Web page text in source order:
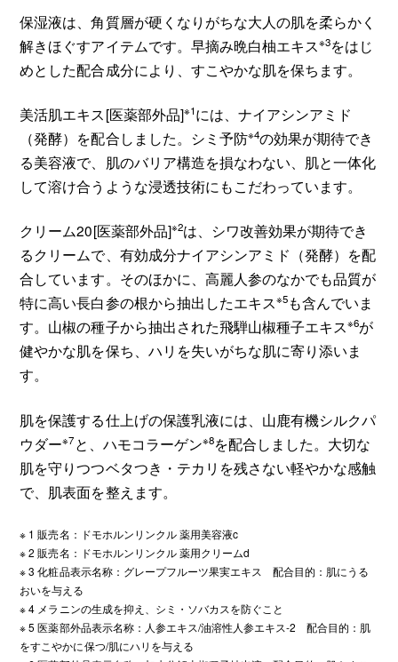
保湿液は、角質層が硬くなりがちな大人の肌を柔らかく
解きほぐすアイテムです。早摘み晩白柚エキス※3をはじ
めとした配合成分により、すこやかな肌を保ちます。
美活肌エキス[医薬部外品]※1には、ナイアシンアミド
（発酵）を配合しました。シミ予防※4の効果が期待でき
る美容液で、肌のバリア構造を損なわない、肌と一体化
して溶け合うような浸透技術にもこだわっています。
クリーム20[医薬部外品]※2は、シワ改善効果が期待でき
るクリームで、有効成分ナイアシンアミド（発酵）を配
合しています。そのほかに、高麗人参のなかでも品質が
特に高い長白参の根から抽出したエキス※5も含んでいま
す。山椒の種子から抽出された飛騨山椒種子エキス※6が
健やかな肌を保ち、ハリを失いがちな肌に寄り添いま
す。
肌を保護する仕上げの保護乳液には、山鹿有機シルクパ
ウダー※7と、ハモコラーゲン※8を配合しました。大切な
肌を守りつつベタつき・テカリを残さない軽やかな感触
で、肌表面を整えます。
※ 1 販売名：ドモホルンリンクル 薬用美容液c
※ 2 販売名：ドモホルンリンクル 薬用クリームd
※ 3 化粧品表示名称：グレープフルーツ果実エキス 配合目的：肌にうる
おいを与える
※ 4 メラニンの生成を抑え、シミ・ソバカスを防ぐこと
※ 5 医薬部外品表示名称：人参エキス/油溶性人参エキス-2 配合目的：肌
をすこやかに保つ/肌にハリを与える